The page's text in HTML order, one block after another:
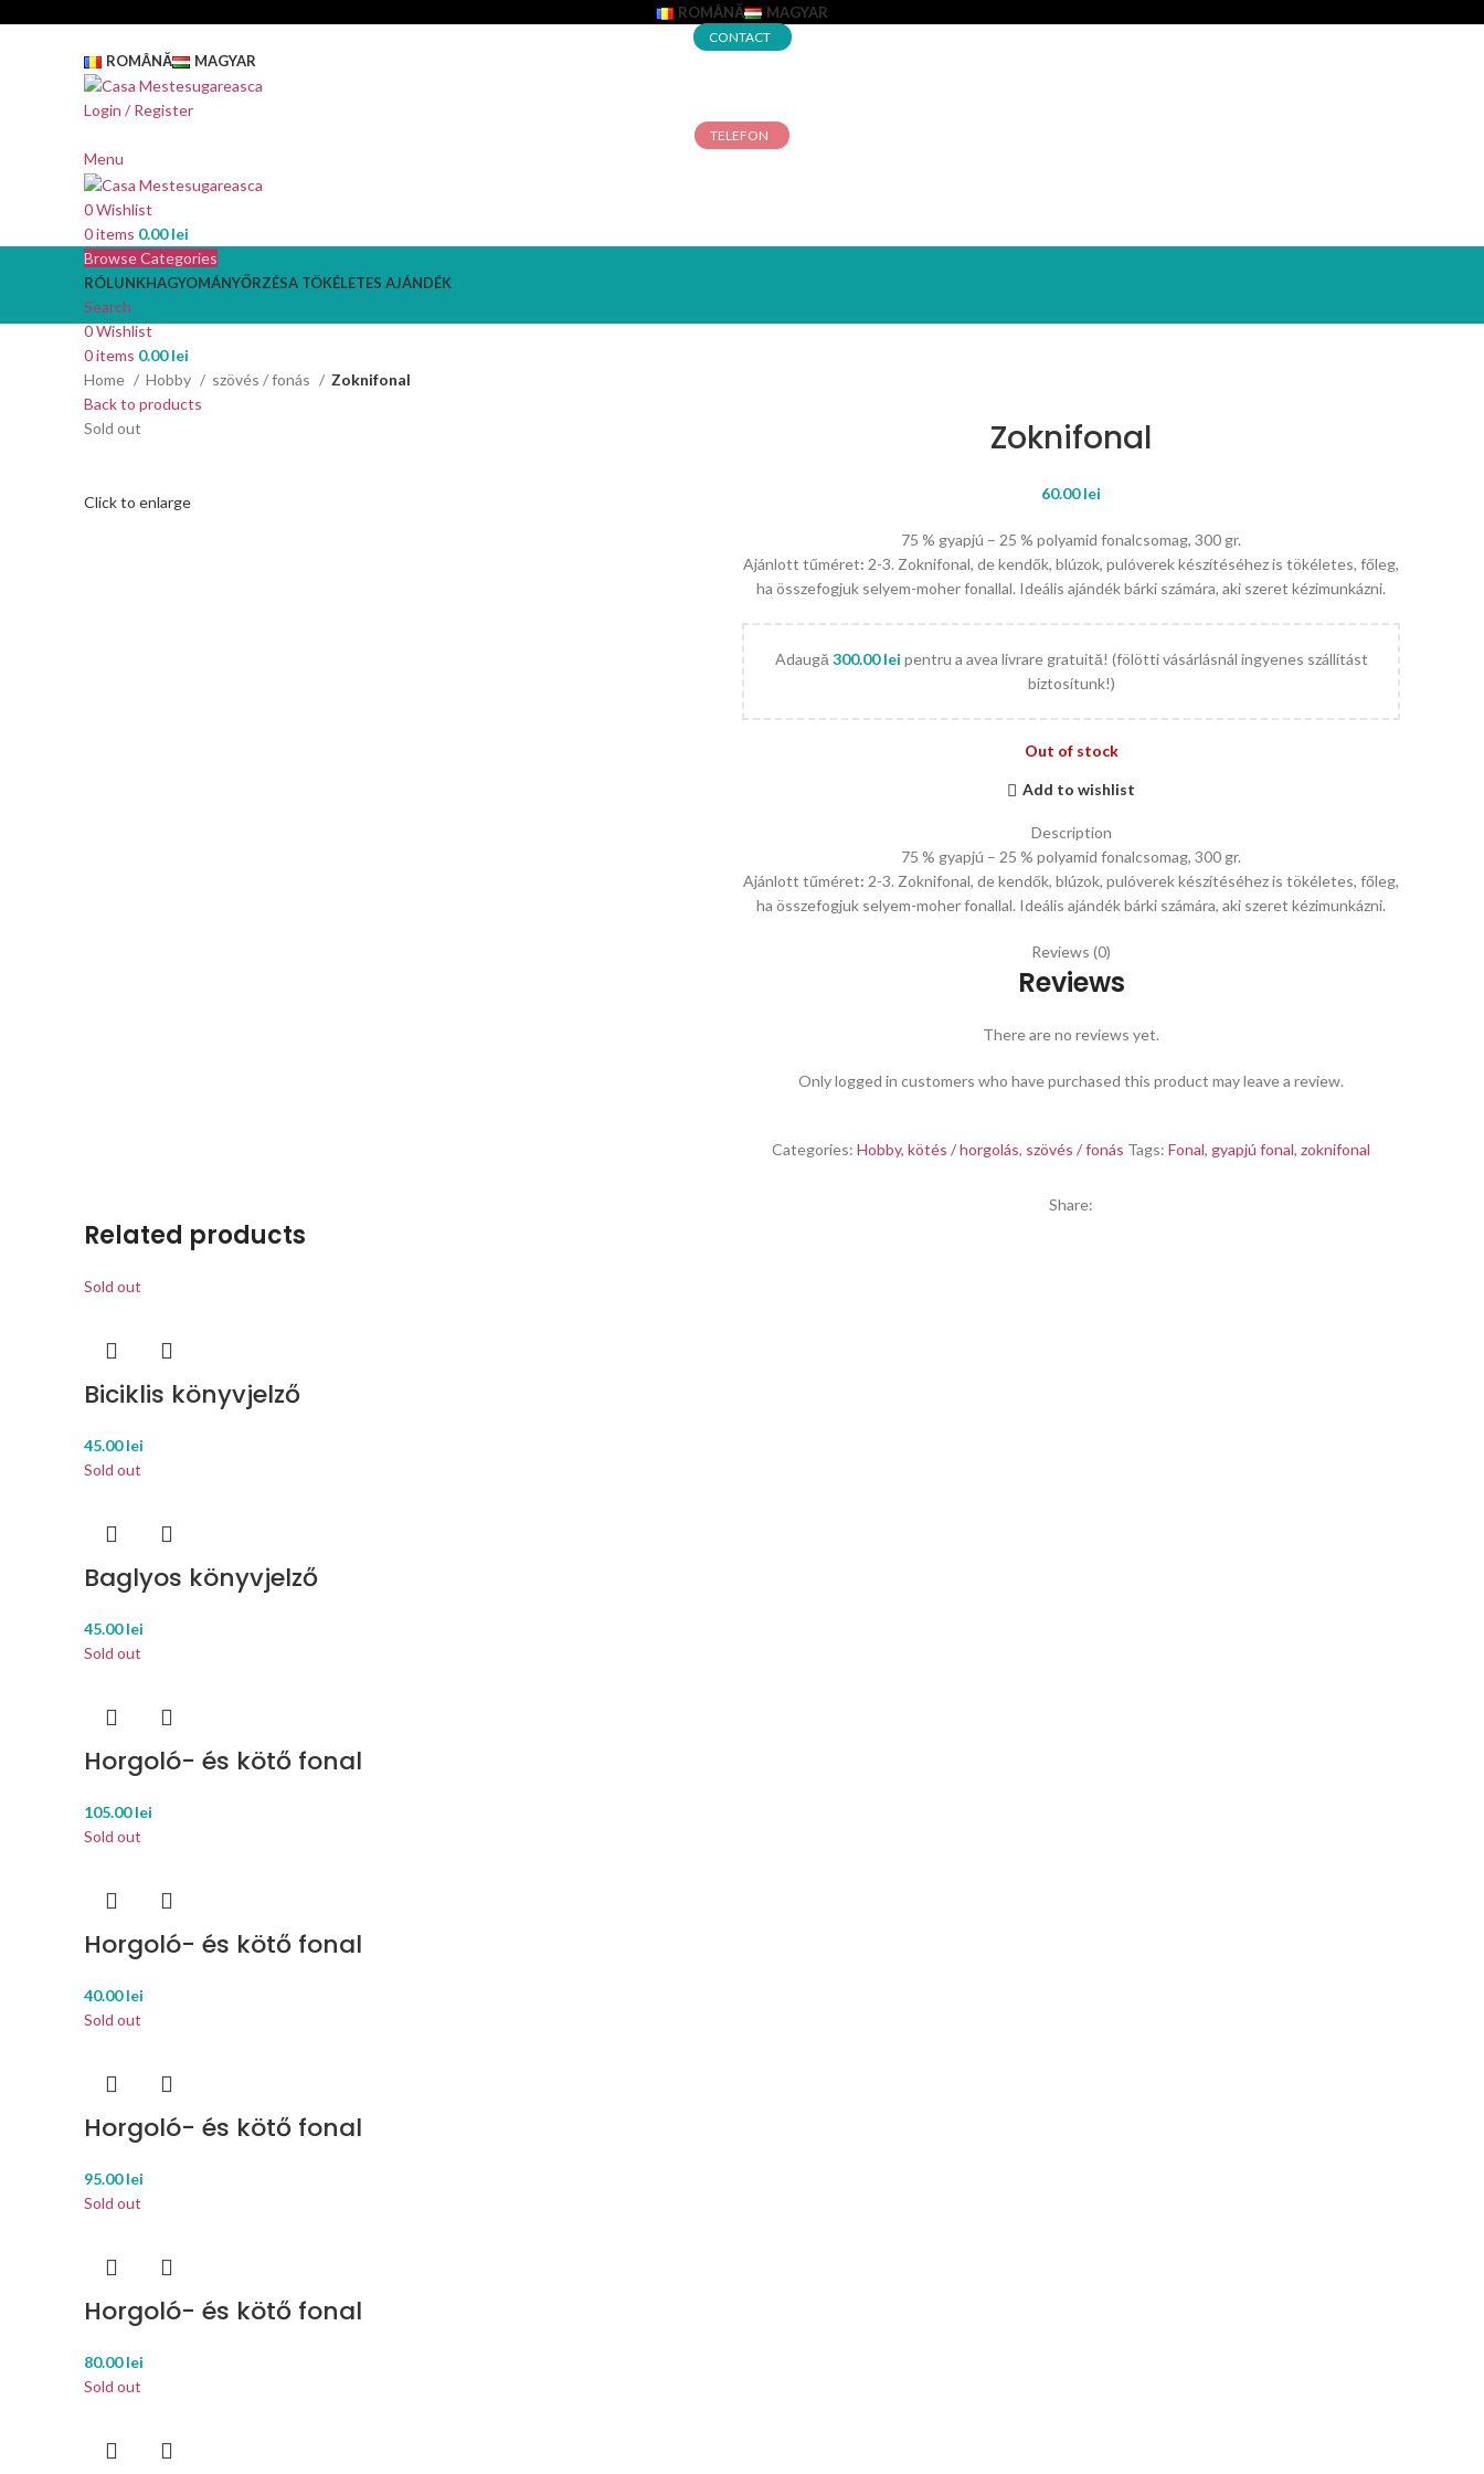
ROMÂNĂ MAGYAR
CONTACT
ROMÂNĂ MAGYAR
Login / Register
TELEFON
Menu
0Wishlist
0items 0.00lei
Browse Categories
RÓLUNKHAGYOMÁNYŐRZÉSA TÖKÉLETES AJÁNDÉK
Search
0Wishlist
0items 0.00lei
Home
Hobby szövés / fonás
Zoknifonal
Back to products
Sold out
Click to enlarge
Zoknifonal
60.00lei
75 % gyapjú – 25 % polyamid fonalcsomag, 300 gr.
Ajánlott tűméret: 2-3. Zoknifonal, de kendők, blúzok, pulóverek készítéséhez is tökéletes, főleg,
ha összefogjuk selyem-moher fonallal. Ideális ajándék bárki számára, aki szeret kézimunkázni.
Adaugă 300.00lei pentru a avea livrare gratuită! (fölötti vásárlásnál ingyenes szállítást
biztosítunk!)
Out of stock
Add to wishlist
Description
75 % gyapjú – 25 % polyamid fonalcsomag, 300 gr.
Ajánlott tűméret: 2-3. Zoknifonal, de kendők, blúzok, pulóverek készítéséhez is tökéletes, főleg,
ha összefogjuk selyem-moher fonallal. Ideális ajándék bárki számára, aki szeret kézimunkázni.
Reviews (0)
Reviews
There are no reviews yet.
Only logged in customers who have purchased this product may leave a review.
Categories: Hobby, kötés / horgolás, szövés / fonás Tags: Fonal, gyapjú fonal, zoknifonal
Share:
Related products
Sold out
Biciklis könyvjelző
45.00lei
Sold out
Baglyos könyvjelző
45.00lei
Sold out
Horgoló- és kötő fonal
105.00lei
Sold out
Horgoló- és kötő fonal
40.00lei
Sold out
Horgoló- és kötő fonal
95.00lei
Sold out
Horgoló- és kötő fonal
80.00lei
Sold out